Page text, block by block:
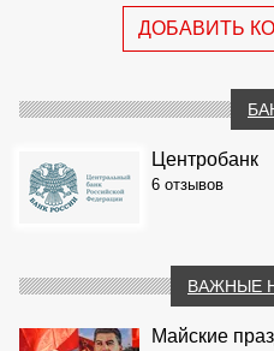
ДОБАВИТЬ
Центробанк
6 отзывов
ВАЖНЫЕ
Майские